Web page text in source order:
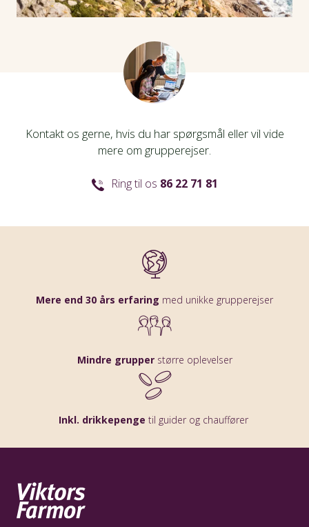
Kontakt os gerne, hvis du har spørgsmål eller vil vide
mere om grupperejser.
Ring til os 86 22 71 81
Mere end 30 års erfaring med unikke grupperejser
Mindre grupperstørre oplevelser
Inkl. drikkepenge til guider og chauffører